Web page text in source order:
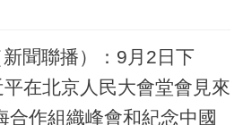
新聞聯播）：9月2日下
在北京人民大會堂會見來
合作組織峰會和紀念中國